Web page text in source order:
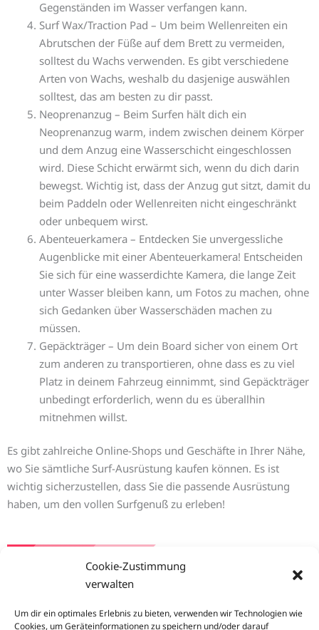
Cookie-Zustimmung
verwalten
Um dir ein optimales Erlebnis zu bieten, verwenden wir Technologien wie
Cookies, um Geräteinformationen zu speichern und/oder darauf
Gegenständen im Wasser verfangen kann.
Surf Wax/Traction Pad – Um beim Wellenreiten ein
Abrutschen der Füße auf dem Brett zu vermeiden,
solltest du Wachs verwenden. Es gibt verschiedene
Arten von Wachs, weshalb du dasjenige auswählen
solltest, das am besten zu dir passt.
Neoprenanzug – Beim Surfen hält dich ein
Neoprenanzug warm, indem zwischen deinem Körper
und dem Anzug eine Wasserschicht eingeschlossen
wird. Diese Schicht erwärmt sich, wenn du dich darin
bewegst. Wichtig ist, dass der Anzug gut sitzt, damit du
beim Paddeln oder Wellenreiten nicht eingeschränkt
oder unbequem wirst.
Abenteuerkamera – Entdecken Sie unvergessliche
Augenblicke mit einer Abenteuerkamera! Entscheiden
Sie sich für eine wasserdichte Kamera, die lange Zeit
unter Wasser bleiben kann, um Fotos zu machen, ohne
sich Gedanken über Wasserschäden machen zu
müssen.
Gepäckträger – Um dein Board sicher von einem Ort
zum anderen zu transportieren, ohne dass es zu viel
Platz in deinem Fahrzeug einnimmt, sind Gepäckträger
unbedingt erforderlich, wenn du es überallhin
mitnehmen willst.
Es gibt zahlreiche Online-Shops und Geschäfte in Ihrer Nähe,
wo Sie sämtliche Surf-Ausrüstung kaufen können. Es ist
wichtig sicherzustellen, dass Sie die passende Ausrüstung
haben, um den vollen Surfgenuß zu erleben!